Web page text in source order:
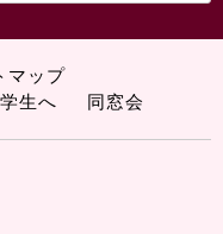
マップ
生へ 同窓会